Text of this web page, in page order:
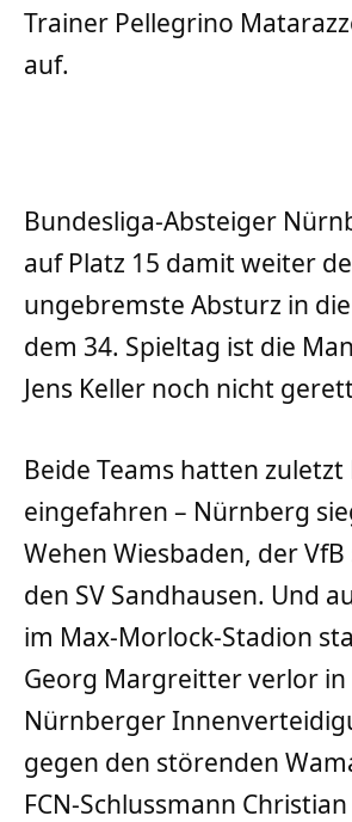
Trainer Pellegrino
auf.
Bundesliga-Absteiger
auf Platz 15 damit weiter
ungebremste Absturz in
dem 34. Spieltag ist die
Jens Keller noch nicht
Beide Teams hatten
eingefahren – Nürnberg
Wehen Wiesbaden, der
den SV Sandhausen. Und
im Max-Morlock-Stadion
Georg Margreitter verlor in
Nürnberger
gegen den störenden
FCN-Schlussmann